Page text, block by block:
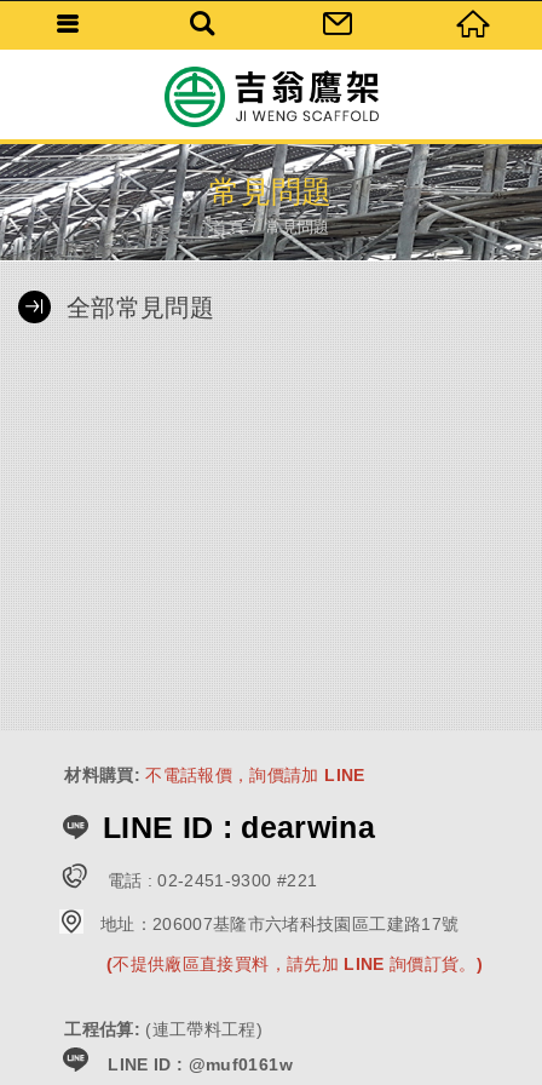
常見問題
首頁 常見問題
全部常見問題
材料購買: 不電話報價，詢價請加 LINE
LINE ID : dearwina
電話 :02-2451-9300 #221
地址： 206007基隆市六堵科技園區工建路17號
(不提供廠區直接買料，請先加 LINE 詢價訂貨。)
工程估算: (連工帶料工程)
LINE ID : @muf0161w